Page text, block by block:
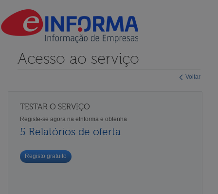
Voltar
Acesso ao serviço
TESTAR O SERVIÇO
Registe-se agora na eInforma e obtenha
5 Relatórios de oferta
Registo gratuito